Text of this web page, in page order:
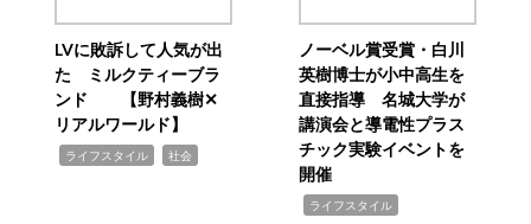
LVに敗訴して人気が出
た ミルクティーブラ
ンド 【野村義樹✕
リアルワールド】
ライフスタイル 社会
ノーベル賞受賞・白川
英樹博士が小中高生を
直接指導 名城大学が
講演会と導電性プラス
チック実験イベントを
開催
ライフスタイル